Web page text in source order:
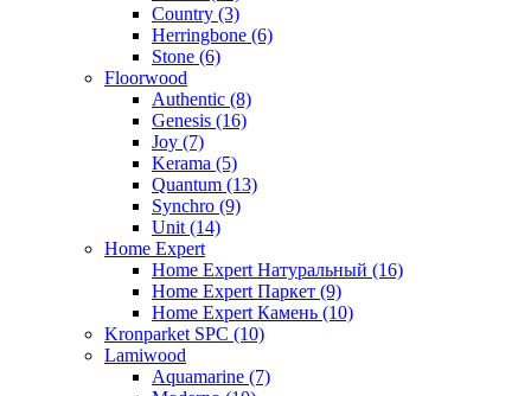
Country (3)
Herringbone (6)
Stone (6)
Floorwood
Authentic (8)
Genesis (16)
Joy (7)
Kerama (5)
Quantum (13)
Synchro (9)
Unit (14)
Home Expert
Home Expert Натуральный (16)
Home Expert Паркет (9)
Home Expert Камень (10)
Kronparket SPC (10)
Lamiwood
Aquamarine (7)